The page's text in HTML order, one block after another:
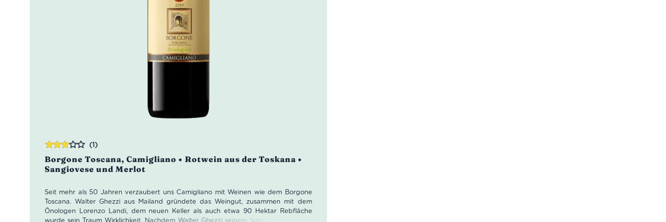
Borgone Toscana, Camigliano • Rotwein aus der Toskana •
Sangiovese und Merlot
(1)
Seit mehr als 50 Jahren verzaubert uns Camigliano mit Weinen wie dem Borgone
Toscana. Walter Ghezzi aus Mailand gründete das Weingut, zusammen mit dem
Önologen Lorenzo Landi, dem neuen Keller als auch etwa 90 Hektar Rebfläche
wurde sein Traum Wirklichkeit. Nachdem Walter Ghezzi seinem Sohn Gualtiero und
Bewertet
mit
3.00